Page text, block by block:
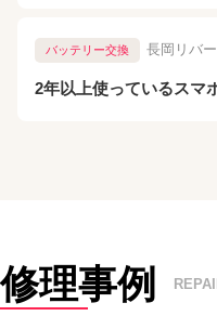
バッテリー交換 長岡リバ
2年以上使っているスマ
修理事例